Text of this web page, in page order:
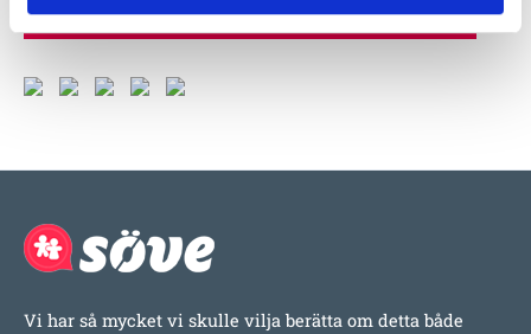
DWG, produktblad, teknisk information, bilder etc.
Vi har så mycket vi skulle vilja berätta om detta både